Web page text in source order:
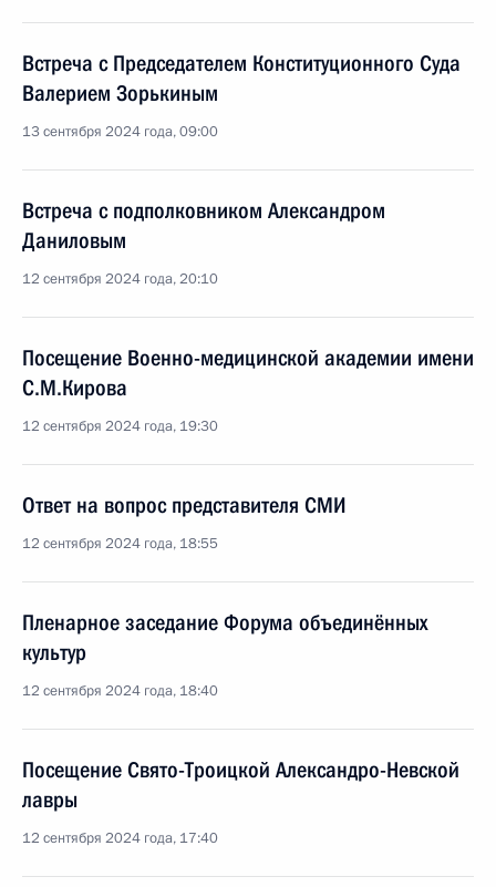
Встреча с Председателем Конституционного Суда
Валерием Зорькиным
13 сентября 2024 года, 09:00
Встреча с подполковником Александром
Даниловым
12 сентября 2024 года, 20:10
Посещение Военно-медицинской академии имени
С.М.Кирова
12 сентября 2024 года, 19:30
Ответ на вопрос представителя СМИ
12 сентября 2024 года, 18:55
Пленарное заседание Форума объединённых
культур
12 сентября 2024 года, 18:40
Посещение Свято-Троицкой Александро-Невской
лавры
12 сентября 2024 года, 17:40